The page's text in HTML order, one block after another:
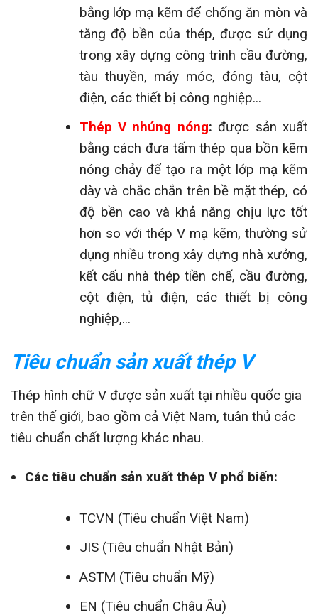
bằng lớp mạ kẽm để chống ăn mòn và
tăng độ bền của thép, được sử dụng
trong xây dựng công trình cầu đường,
tàu thuyền, máy móc, đóng tàu, cột
điện, các thiết bị công nghiệp...
Thép V nhúng nóng: được sản xuất
bằng cách đưa tấm thép qua bồn kẽm
nóng chảy để tạo ra một lớp mạ kẽm
dày và chắc chắn trên bề mặt thép, có
độ bền cao và khả năng chịu lực tốt
hơn so với thép V mạ kẽm, thường sử
dụng nhiều trong xây dựng nhà xưởng,
kết cấu nhà thép tiền chế, cầu đường,
cột điện, tủ điện, các thiết bị công
nghiệp,...
Tiêu chuẩn sản xuất thép V
Thép hình chữ V được sản xuất tại nhiều quốc gia
trên thế giới, bao gồm cả Việt Nam, tuân thủ các
tiêu chuẩn chất lượng khác nhau.
Các tiêu chuẩn sản xuất thép V phổ biến:
TCVN (Tiêu chuẩn Việt Nam)
JIS (Tiêu chuẩn Nhật Bản)
ASTM (Tiêu chuẩn Mỹ)
EN (Tiêu chuẩn Châu Âu)